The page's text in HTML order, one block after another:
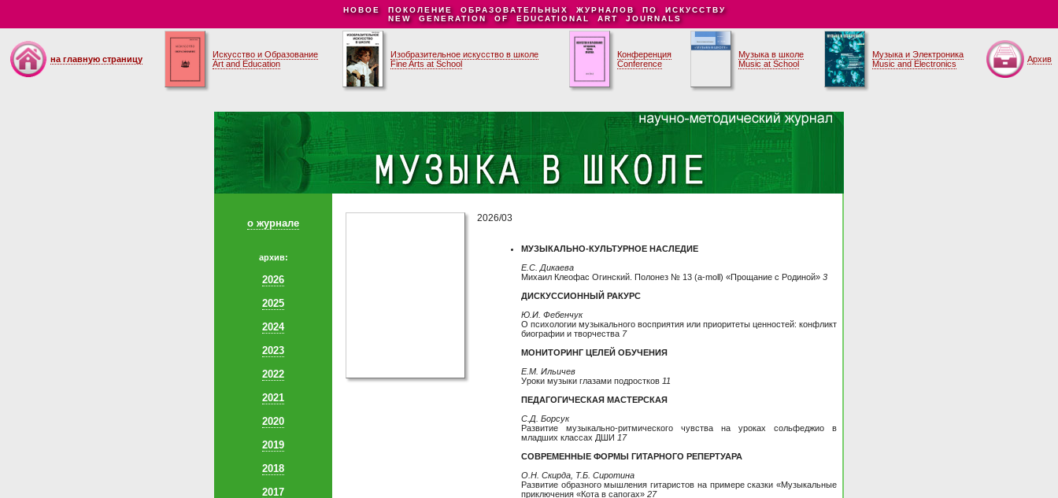
НОВОЕ ПОКОЛЕНИЕ ОБРАЗОВАТЕЛЬНЫХ ЖУРНАЛОВ ПО ИСКУССТВУ
NEW GENERATION OF EDUCATIONAL ART JOURNALS
на главную страницу
Искусство и Образование
Art and Education
Изобразительное искусство в школе
Fine Arts at School
Конференция
Conference
Музыка в школе
Music at School
Музыка и Электроника
Music and Electronics
Архив
о журнале
архив:
2026
2025
2024
2023
2022
2021
2020
2019
2018
2017
2026/03
МУЗЫКАЛЬНО-КУЛЬТУРНОЕ НАСЛЕДИЕ
Е.С. Дикаева
Михаил Клеофас Огинский. Полонез № 13 (a-moll) «Прощание с Родиной» 3
ДИСКУССИОННЫЙ РАКУРС
Ю.И. Фебенчук
О психологии музыкального восприятия или приоритеты ценностей: конфликт
биографии и творчества 7
МОНИТОРИНГ ЦЕЛЕЙ ОБУЧЕНИЯ
Е.М. Ильичев
Уроки музыки глазами подростков 11
ПЕДАГОГИЧЕСКАЯ МАСТЕРСКАЯ
С.Д. Борсук
Развитие музыкально-ритмического чувства на уроках сольфеджио в
младших классах ДШИ 17
СОВРЕМЕННЫЕ ФОРМЫ ГИТАРНОГО РЕПЕРТУАРА
О.Н. Скирда, Т.Б. Сиротина
Развитие образного мышления гитаристов на примере сказки «Музыкальные
приключения «Кота в сапогах» 27